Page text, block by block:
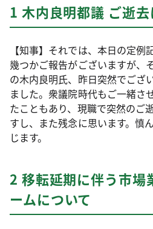
1 木内良明都議 ご逝去
【知事】それでは、本日の定例
幾つかご報告がございますが、
の木内良明氏、昨日突然でござ
ました。衆議院時代もご一緒さ
たこともあり、現職で突然のご
すし、また残念に思います。慎
じます。
2 移転延期に伴う市場
ームについて